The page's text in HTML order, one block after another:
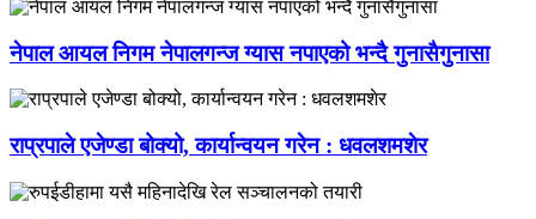
नेपाल आयल निगम नेपालगन्ज ग्यास नपाएको भन्दै गुनासैगुनासा
राप्रपाले एजेण्डा बोक्यो, कार्यान्वयन गरेन : धवलशमशेर